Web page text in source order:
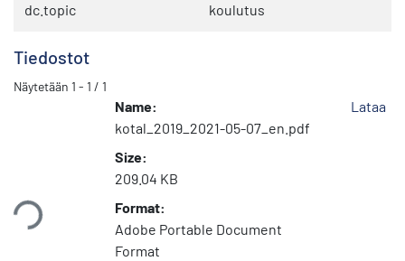
dc.topic koulutus
Tiedostot
Näytetään 1 - 1 / 1
Name:
kotal_2019_2021-05-07_en.pdf
Size:
209.04 KB
Format:
Adobe Portable Document
Format
Lataa